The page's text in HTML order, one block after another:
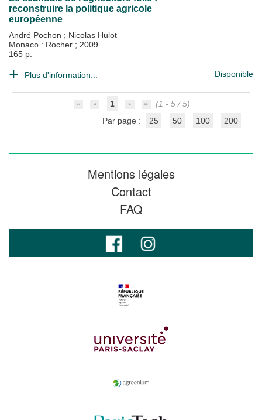
reconstruire la politique agricole
européenne
André Pochon ; Nicolas Hulot
Monaco : Rocher ; 2009
165 p.
Plus d'information... Disponible
1
(1 - 5 / 5)
Par page :
25 50 100 200
Mentions légales
Contact
FAQ